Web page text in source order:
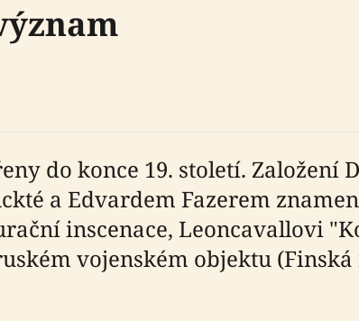
do konce 19. století. Založení
a Edvardem Fazerem
inscenace, Leoncavallovi
vojenském objektu